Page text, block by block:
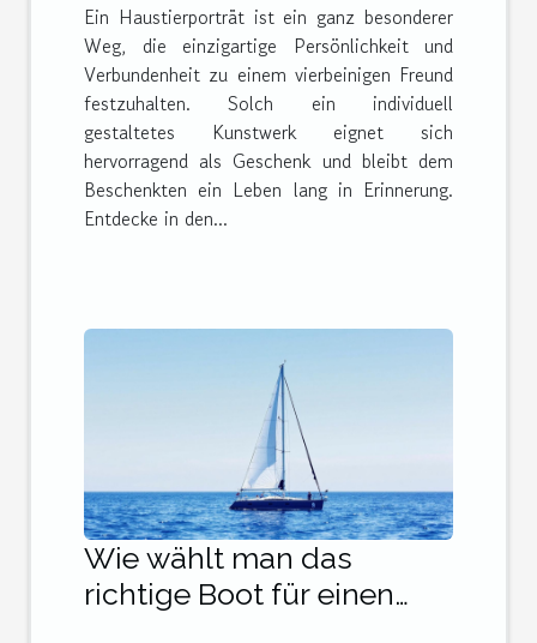
perfektes Geschenk
gestalten
Ein Haustierporträt ist ein ganz besonderer
Weg, die einzigartige Persönlichkeit und
Verbundenheit zu einem vierbeinigen Freund
festzuhalten. Solch ein individuell
gestaltetes Kunstwerk eignet sich
hervorragend als Geschenk und bleibt dem
Beschenkten ein Leben lang in Erinnerung.
Entdecke in den...
Wie wählt man das
richtige Boot für einen